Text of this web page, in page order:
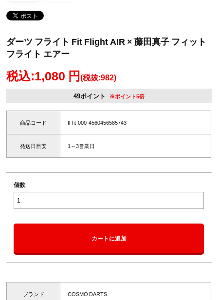
ダーツ フライト Fit Flight AIR × 藤田真子 フィット
フライト エアー
税込:1,080 円(税抜:982)
49ポイント ※ポイント5倍
商品コード fl-fit-000-4560456585743
発送日目安 1～3営業日
個数
カートに追加
ブランド COSMO DARTS